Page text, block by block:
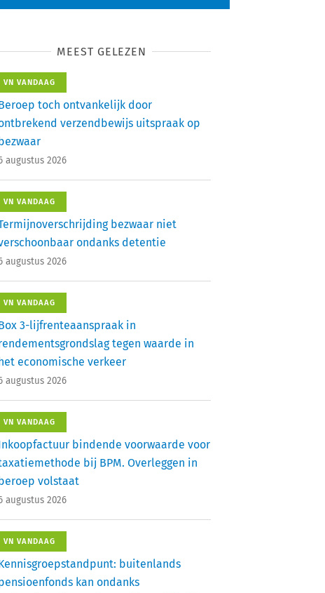
MEEST GELEZEN
VN VANDAAG
toch ontvankelijk door
verzendbewijs uitspraak op
augustus 2026
VN VANDAAG
bezwaar niet
ondanks detentie
augustus 2026
VN VANDAAG
3-lijfrenteaanspraak in
tegen waarde in
economische verkeer
augustus 2026
VN VANDAAG
bindende voorwaarde voor
bij BPM. Overleggen in
volstaat
augustus 2026
VN VANDAAG
buitenlands
kan ondanks